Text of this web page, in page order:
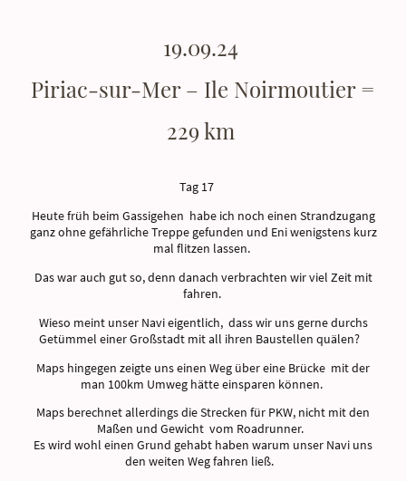
19.09.24
Piriac-sur-Mer – Ile Noirmoutier =
229 km
Tag 17
Heute früh beim Gassigehen habe ich noch einen Strandzugang
ganz ohne gefährliche Treppe gefunden und Eni wenigstens kurz
mal flitzen lassen.
Das war auch gut so, denn danach verbrachten wir viel Zeit mit
fahren.
Wieso meint unser Navi eigentlich, dass wir uns gerne durchs
Getümmel einer Großstadt mit all ihren Baustellen quälen?
Maps hingegen zeigte uns einen Weg über eine Brücke mit der
man 100km Umweg hätte einsparen können.
Maps berechnet allerdings die Strecken für PKW, nicht mit den
Maßen und Gewicht vom Roadrunner.
Es wird wohl einen Grund gehabt haben warum unser Navi uns
den weiten Weg fahren ließ.